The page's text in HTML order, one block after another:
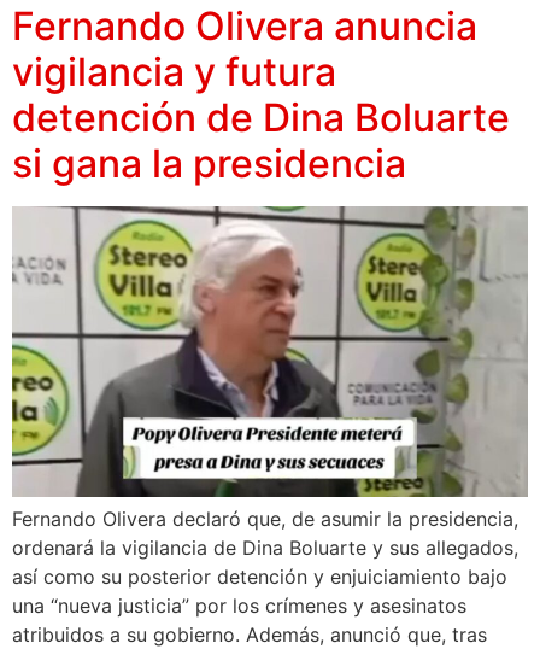
Fernando Olivera anuncia
vigilancia y futura
detención de Dina Boluarte
si gana la presidencia
Fernando Olivera declaró que, de asumir la presidencia,
ordenará la vigilancia de Dina Boluarte y sus allegados,
así como su posterior detención y enjuiciamiento bajo
una “nueva justicia” por los crímenes y asesinatos
atribuidos a su gobierno. Además, anunció que, tras